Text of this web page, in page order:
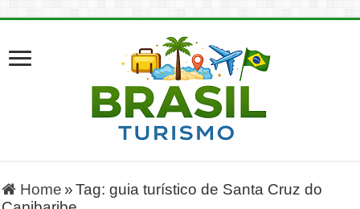
Home » Tag:guia turístico de Santa Cruz do